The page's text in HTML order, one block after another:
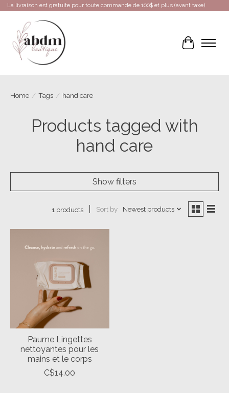
La livraison est gratuite pour toute commande de 100$ et plus (avant taxe)
Cart
Home / Tags / hand care
Products tagged with
hand care
Show filters
1 products Sort by Newest products
Paume Lingettes
nettoyantes pour les
mains et le corps
C$14.00